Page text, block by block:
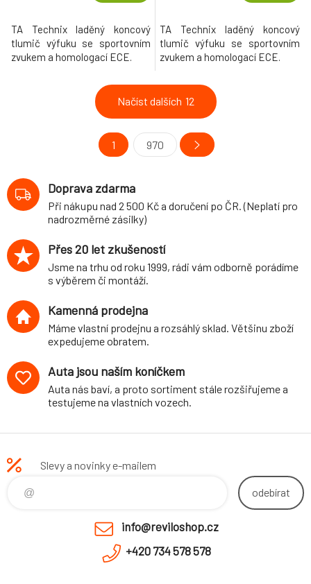
TA Technix laděný koncový
tlumič výfuku se sportovním
zvukem a homologací ECE.
TA Technix laděný koncový
tlumič výfuku se sportovním
zvukem a homologací ECE.
Načíst dalších 12
1 970
Doprava zdarma
Při nákupu nad 2 500 Kč a doručení po ČR. (Neplatí pro
nadrozměrné zásilky)
Přes 20 let zkušeností
Jsme na trhu od roku 1999, rádi vám odborně porádíme
s výběrem či montáží.
Kamenná prodejna
Máme vlastní prodejnu a rozsáhlý sklad. Většinu zboží
expedujeme obratem.
Auta jsou naším koníčkem
Auta nás baví, a proto sortiment stále rozšiřujeme a
testujeme na vlastních vozech.
Slevy a novinky e-mailem
odebírat
info@reviloshop.cz
+420 734 578 578